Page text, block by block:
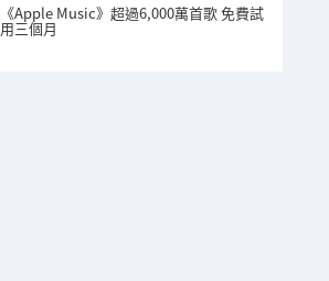
《Apple Music》超過6,000萬首歌 免費試
用三個月